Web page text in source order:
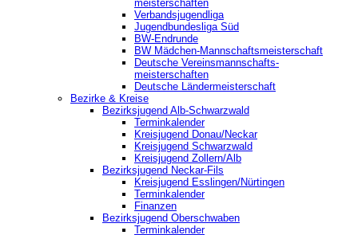
meisterschaften
Verbandsjugendliga
Jugendbundesliga Süd
BW-Endrunde
BW Mädchen-Mannschaftsmeisterschaft
Deutsche Vereinsmannschafts-
meisterschaften
Deutsche Ländermeisterschaft
Bezirke & Kreise
Bezirksjugend Alb-Schwarzwald
Terminkalender
Kreisjugend Donau/Neckar
Kreisjugend Schwarzwald
Kreisjugend Zollern/Alb
Bezirksjugend Neckar-Fils
Kreisjugend ‎Esslingen/Nürtingen
Terminkalender
Finanzen
Bezirksjugend Oberschwaben
Terminkalender